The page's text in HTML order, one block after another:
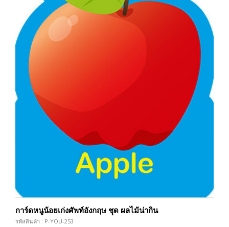
การ์ดหนูน้อยเก่งศัพท์อังกฤษ ชุด ผลไม้น่ากิน
รหัสสินค้า : P-YOU-253